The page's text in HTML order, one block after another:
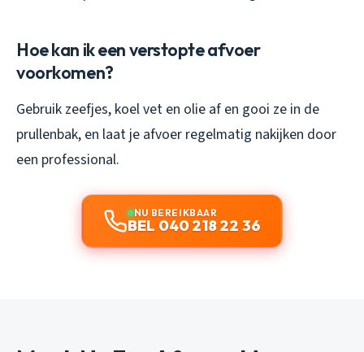
Hoe kan ik een verstopte afvoer
voorkomen?
Gebruik zeefjes, koel vet en olie af en gooi ze in de
prullenbak, en laat je afvoer regelmatig nakijken door
een professional.
NU BEREIKBAAR
BEL 040 218 22 36